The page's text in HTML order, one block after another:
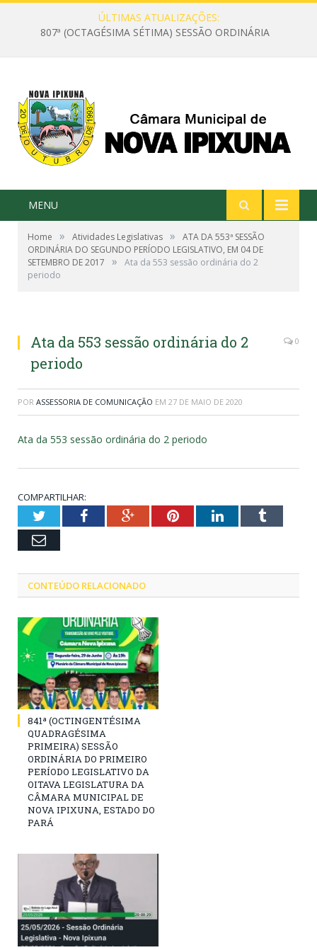
ÚLTIMAS ATUALIZAÇÕES:
807ª (OCTAGÉSIMA SÉTIMA) SESSÃO ORDINÁRIA
MENU
Home » Atividades Legislativas »
ATA DA 553ª SESSÃO
ORDINÁRIA DO SEGUNDO PERÍODO LEGISLATIVO, EM 04 DE
SETEMBRO DE 2017
»
Ata da 553 sessão ordinária do 2
periodo
Ata da 553 sessão ordinária do 2
periodo
0
POR ASSESSORIA DE COMUNICAÇÃO EM 27 DE MAIO DE 2020
Ata da 553 sessão ordinária do 2 periodo
COMPARTILHAR:
TwitterFacebookGoogle+PinterestLinkedInTumblr
Email
CONTEÚDO RELACIONADO
841ª (OCTINGENTÉSIMA
QUADRAGÉSIMA
PRIMEIRA) SESSÃO
ORDINÁRIA DO PRIMEIRO
PERÍODO LEGISLATIVO DA
OITAVA LEGISLATURA DA
CÂMARA MUNICIPAL DE
NOVA IPIXUNA, ESTADO DO
PARÁ